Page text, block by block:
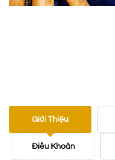
Giới Thiệu
Điều Khoản